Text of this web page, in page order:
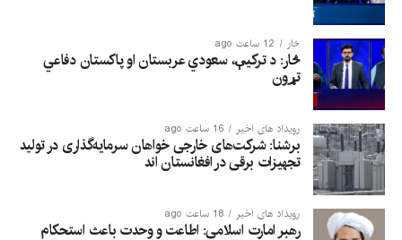
څار 12 ساعت ago
څار: د ترکیې، سعودي عربستان او پاکستان دفاعي
تړون
رویداد های اخیر 16 ساعت ago
برشنا: شرکت‌های خارجی خواهان سرمایه‌گذاری در تولید
تجهیزات برقی در افغانستان‌ اند
رویداد های اخیر 18 ساعت ago
رهبر امارت اسلامی: اطاعت و وحدت باعث استحکام